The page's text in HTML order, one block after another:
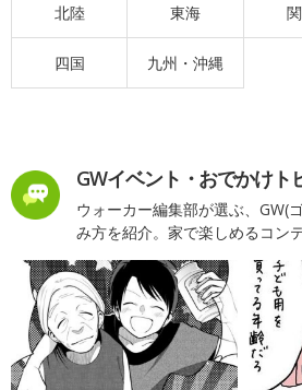
北陸 東海
四国 九州・沖縄
GWイベント・おでかけト
ウォーカー編集部が選ぶ、GW(
み方を紹介。家で楽しめるコン